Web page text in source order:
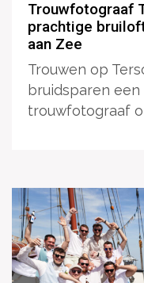
Trouwfotograaf
prachtige
aan Zee
Trouwen op
bruidsparen
trouwfotograaf